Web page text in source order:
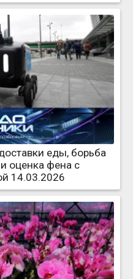
еды, борьба
оценка фена с
14.03.2026